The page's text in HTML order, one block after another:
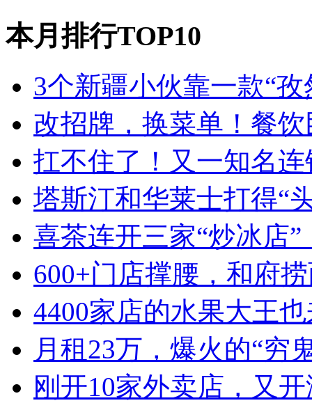
本月排行TOP10
3个新疆小伙靠一款“
改招牌，换菜单！餐
扛不住了！又一知名
塔斯汀和华莱士打得“
喜茶连开三家“炒冰店
600+门店撑腰，和府
4400家店的水果大王
月租23万，爆火的“穷
刚开10家外卖店，又